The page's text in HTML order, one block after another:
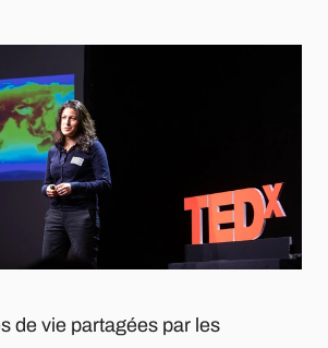
de vie partagées par les